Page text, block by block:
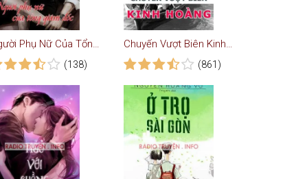
Người Phụ Nữ Của Tổng Giám Đốc
(138)
Chuyến Vượt Biên Kinh Hoàng
(861)